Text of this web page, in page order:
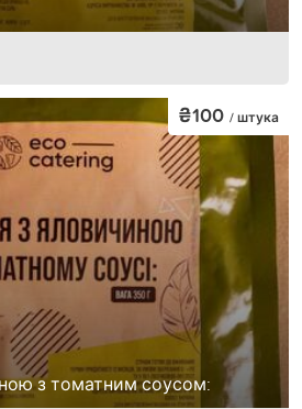
з томатним соусом:
₴100 / штука